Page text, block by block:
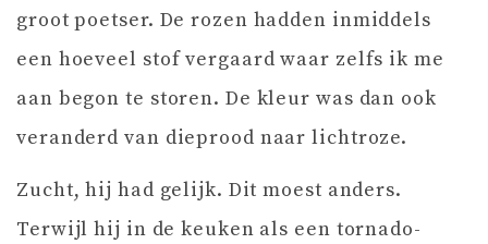
groot poetser. De rozen hadden inmiddels
een hoeveel stof vergaard waar zelfs ik me
aan begon te storen. De kleur was dan ook
veranderd van dieprood naar lichtroze.
Zucht, hij had gelijk. Dit moest anders.
Terwijl hij in de keuken als een tornado-